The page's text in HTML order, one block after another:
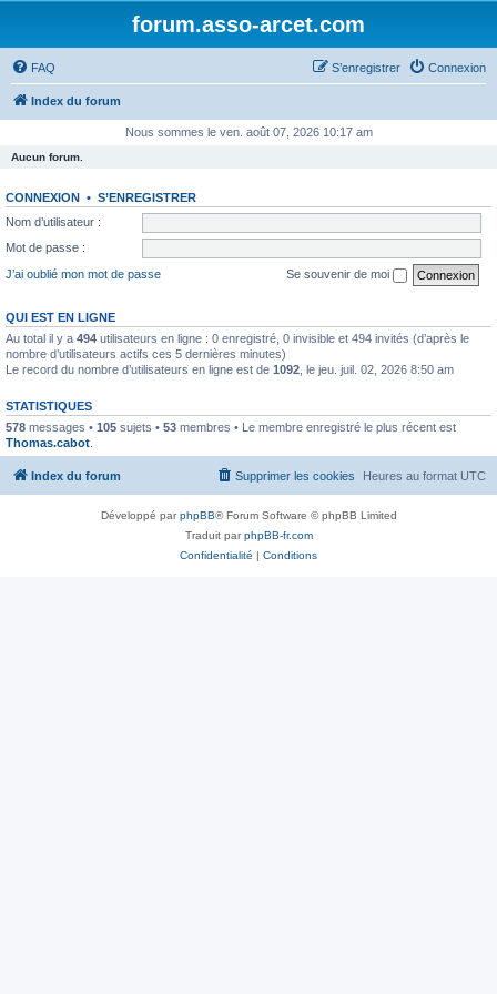
forum.asso-arcet.com
FAQ Connexion
S’enregistrer
Index du forum
Nous sommes le ven. août 07, 2026 10:17 am
Aucun forum.
CONNEXION • S’ENREGISTRER
Nom d’utilisateur :
Mot de passe :
J’ai oublié mon mot de passe
Se souvenir de moi
QUI EST EN LIGNE
Au total il y a 494 utilisateurs en ligne : 0 enregistré, 0 invisible et 494 invités (d’après le
nombre d’utilisateurs actifs ces 5 dernières minutes)
Le record du nombre d’utilisateurs en ligne est de 1092 , le jeu. juil. 02, 2026 8:50 am
STATISTIQUES
578 messages • 105 sujets • 53 membres • Le membre enregistré le plus récent est
Thomas.cabot
Index du forum Heures au format UTC
Supprimer les cookies
Développé parphpBB® Forum Software © phpBB Limited
Traduit parphpBB-fr.com
Confidentialité | Conditions